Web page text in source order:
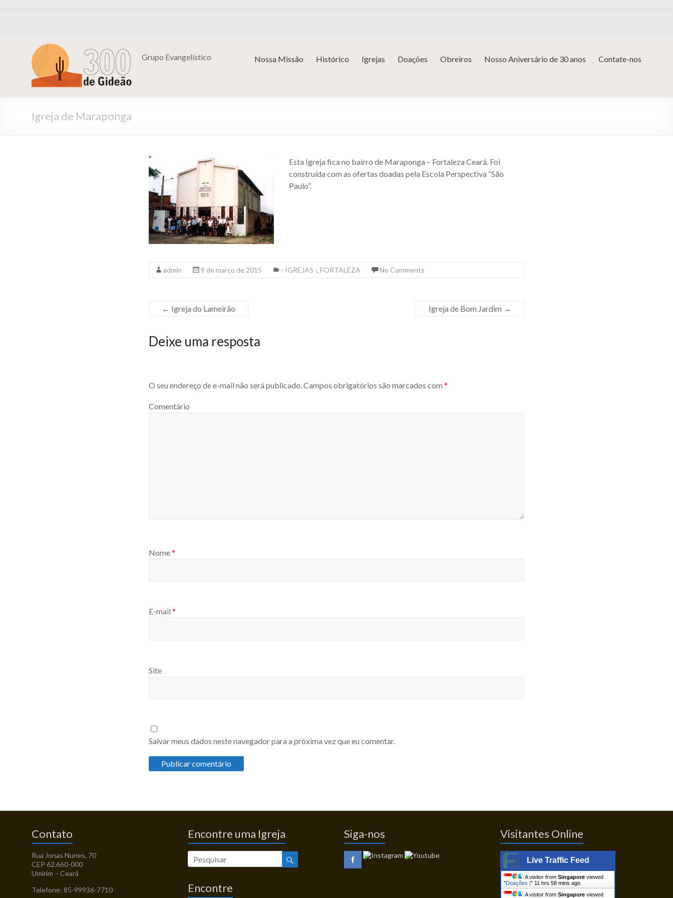
Grupo Evangelístico Nossa Missão Histórico Igrejas Doações Obreiros Nosso Aniversário de 30 anos Contate-nos
Igreja de Maraponga
Esta Igreja fica no bairro de Maraponga – Fortaleza Ceará. Foi
construída com as ofertas doadas pela Escola Perspectiva “São
Paulo”.
admin 9 de março de 2015 - IGREJAS -, FORTALEZA No Comments
← Igreja do Lameirão Igreja de Bom Jardim →
Deixe uma resposta
O seu endereço de e-mail não será publicado.Campos obrigatórios são marcados com *
Comentário
Nome*
E-mail *
Site
Salvar meus dados neste navegador para a próxima vez que eu comentar.
Contato
Rua Jonas Nunes, 70
CEP 62.660-000
Umirim – Ceará
Telefone: 85-99936-7710
Encontre uma Igreja
Encontre
Siga-nos Visitantes Online
Live Traffic Feed
A visitor from Singapore viewed
"Doações | " 11 hrs 58 mins ago
A visitor from Singapore viewed